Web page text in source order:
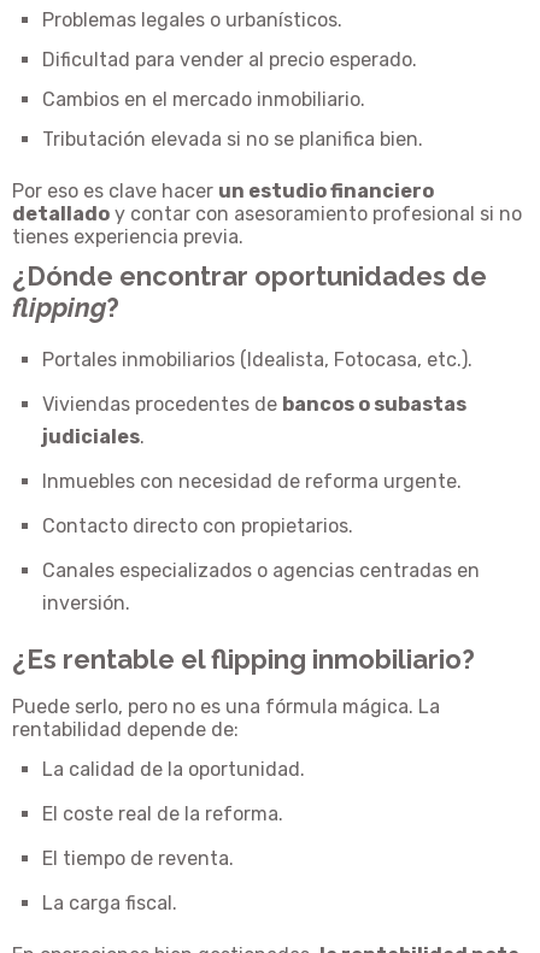
Problemas legales o urbanísticos.
Dificultad para vender al precio esperado.
Cambios en el mercado inmobiliario.
Tributación elevada si no se planifica bien.
Por eso es clave hacer un estudio financiero
detallado y contar con asesoramiento profesional si no
tienes experiencia previa.
¿Dónde encontrar oportunidades de
flipping?
Portales inmobiliarios (Idealista, Fotocasa, etc.).
Viviendas procedentes de bancos o subastas
judiciales.
Inmuebles con necesidad de reforma urgente.
Contacto directo con propietarios.
Canales especializados o agencias centradas en
inversión.
¿Es rentable el flipping inmobiliario?
Puede serlo, pero no es una fórmula mágica. La
rentabilidad depende de:
La calidad de la oportunidad.
El coste real de la reforma.
El tiempo de reventa.
La carga fiscal.